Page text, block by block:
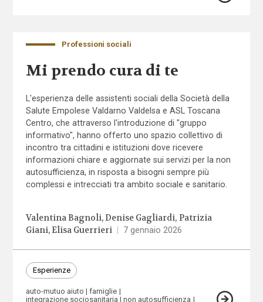
Professioni sociali
Mi prendo cura di te
L'esperienza delle assistenti sociali della Società della
Salute Empolese Valdarno Valdelsa e ASL Toscana
Centro, che attraverso l'introduzione di "gruppo
informativo", hanno offerto uno spazio collettivo di
incontro tra cittadini e istituzioni dove ricevere
informazioni chiare e aggiornate sui servizi per la non
autosufficienza, in risposta a bisogni sempre più
complessi e intrecciati tra ambito sociale e sanitario.
Valentina Bagnoli Denise Gagliardi Patrizia
Giani Elisa Guerrieri 7 gennaio 2026
Esperienze
auto-mutuo aiuto
famiglie
integrazione sociosanitaria
non autosufficienza